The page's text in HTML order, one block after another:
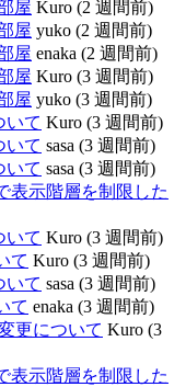
屋 Kuro (2 週間前)
屋 yuko (2 週間前)
屋 enaka (2 週間前)
屋 Kuro (3 週間前)
屋 yuko (3 週間前)
いて Kuro (3 週間前)
いて sasa (3 週間前)
いて sasa (3 週間前)
表示階層を制限した
いて Kuro (3 週間前)
て Kuro (3 週間前)
いて sasa (3 週間前)
て enaka (3 週間前)
更について Kuro (3
表示階層を制限した